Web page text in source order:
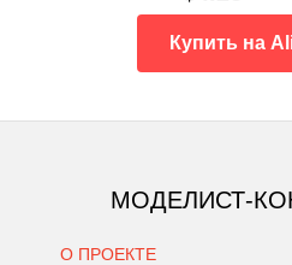
Купить на
МОДЕЛИСТ-
О ПРОЕКТЕ